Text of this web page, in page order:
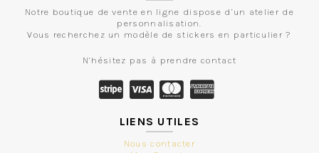
Notre boutique de vente en ligne dispose d’un atelier de
personnalisation.
Vous recherchez un modèle de stickers en particulier ?
N’hésitez pas à prendre contact
LIENS UTILES
Nous contacter